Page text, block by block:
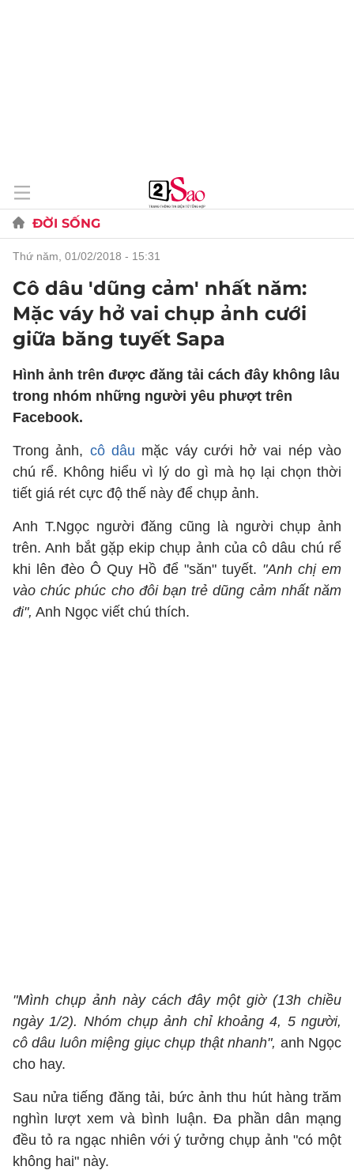
ĐỜI SỐNG
thứ năm, 01/02/2018 - 15:31
Cô dâu 'dũng cảm' nhất năm:
Mặc váy hở vai chụp ảnh cưới
giữa băng tuyết Sapa
Hình ảnh trên được đăng tải cách đây không lâu
trong nhóm những người yêu phượt trên
Facebook.
Trong ảnh, cô dâu mặc váy cưới hở vai nép vào
chú rể. Không hiểu vì lý do gì mà họ lại chọn thời
tiết giá rét cực độ thế này để chụp ảnh.
Anh T.Ngọc người đăng cũng là người chụp ảnh
trên. Anh bắt gặp ekip chụp ảnh của cô dâu chú rể
khi lên đèo Ô Quy Hồ để "săn" tuyết. "Anh chị em
vào chúc phúc cho đôi bạn trẻ dũng cảm nhất năm
đi", Anh Ngọc viết chú thích.
"Mình chụp ảnh này cách đây một giờ (13h chiều
ngày 1/2). Nhóm chụp ảnh chỉ khoảng 4, 5 người,
cô dâu luôn miệng giục chụp thật nhanh", anh Ngọc
cho hay.
Sau nửa tiếng đăng tải, bức ảnh thu hút hàng trăm
nghìn lượt xem và bình luận. Đa phần dân mạng
đều tỏ ra ngạc nhiên với ý tưởng chụp ảnh "có một
không hai" này.